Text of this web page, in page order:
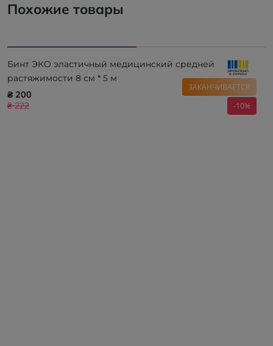
Похожие товары
ЗАКАНЧИВАЕТСЯ
-10%
Бинт ЭКО эластичный медицинский средней
растяжимости 8 см * 5 м
₴ 200
₴ 222